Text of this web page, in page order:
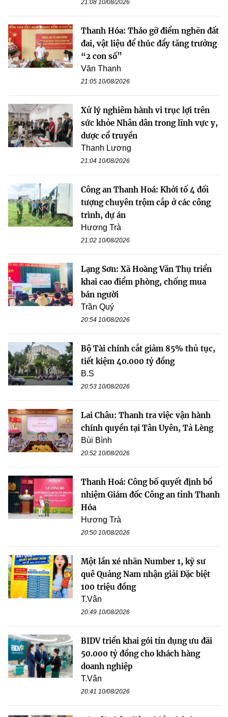
21:08 10/08/2026
Thanh Hóa: Tháo gỡ điểm nghẽn đất
đai, vật liệu để thúc đẩy tăng trưởng
“2 con số”
Văn Thanh
21:05 10/08/2026
Xử lý nghiêm hành vi trục lợi trên
sức khỏe Nhân dân trong lĩnh vực y,
dược cổ truyền
Thanh Lương
21:04 10/08/2026
Công an Thanh Hoá: Khởi tố 4 đối
tượng chuyên trộm cắp ở các công
trình, dự án
Hương Trà
21:02 10/08/2026
Lạng Sơn: Xã Hoàng Văn Thụ triển
khai cao điểm phòng, chống mua
bán người
Trần Quý
20:54 10/08/2026
Bộ Tài chính cắt giảm 85% thủ tục,
tiết kiệm 40.000 tỷ đồng
B.S
20:53 10/08/2026
Lai Châu: Thanh tra việc vận hành
chính quyền tại Tân Uyên, Tả Lèng
Bùi Bình
20:52 10/08/2026
Thanh Hoá: Công bố quyết định bổ
nhiệm Giám đốc Công an tỉnh Thanh
Hóa
Hương Trà
20:50 10/08/2026
Một lần xé nhãn Number 1, kỹ sư
quê Quảng Nam nhận giải Đặc biệt
100 triệu đồng
T.Vân
20:49 10/08/2026
BIDV triển khai gói tín dụng ưu đãi
50.000 tỷ đồng cho khách hàng
doanh nghiệp
T.Vân
20:41 10/08/2026